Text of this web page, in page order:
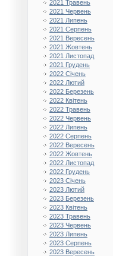
2021 Травень
2021 Червень
2021 Липень
2021 Серпень
2021 Вересень
2021 Жовтень
2021 Листопад
2021 Грудень
2022 Січень
2022 Лютий
2022 Березень
2022 Квітень
2022 Травень
2022 Червень
2022 Липень
2022 Серпень
2022 Вересень
2022 Жовтень
2022 Листопад
2022 Грудень
2023 Січень
2023 Лютий
2023 Березень
2023 Квітень
2023 Травень
2023 Червень
2023 Липень
2023 Серпень
2023 Вересень